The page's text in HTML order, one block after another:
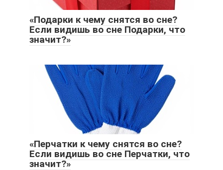
«Подарки к чему снятся во сне?
Если видишь во сне Подарки, что
значит?»
«Перчатки к чему снятся во сне?
Если видишь во сне Перчатки, что
значит?»